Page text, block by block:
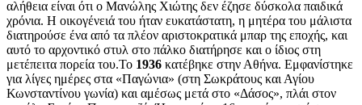
αλήθεια είναι ότι ο Μανώλης Χιώτης δεν έζησε δύσκολα παιδικά
χρόνια. Η οικογένειά του ήταν ευκατάστατη, η μητέρα του μάλιστα
διατηρούσε ένα από τα πλέον αριστοκρατικά μπαρ της εποχής, και
αυτό το αρχοντικό στυλ στο πάλκο διατήρησε και ο ίδιος στη
μετέπειτα πορεία του.Το 1936 κατέβηκε στην Αθήνα. Εμφανίστηκε
για λίγες ημέρες στα «Παγώνια» (στη Σωκράτους και Αγίου
Κωνσταντίνου γωνία) και αμέσως μετά στο «Δάσος», πλάι στον